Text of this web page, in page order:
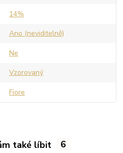
14%
Ano (neviditelně)
Ne
Vzorovaný
Fiore
také líbit 6